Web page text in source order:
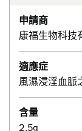
申請商
康福生物科技
適應症
風濕浸淫血脈
含量
2.5g